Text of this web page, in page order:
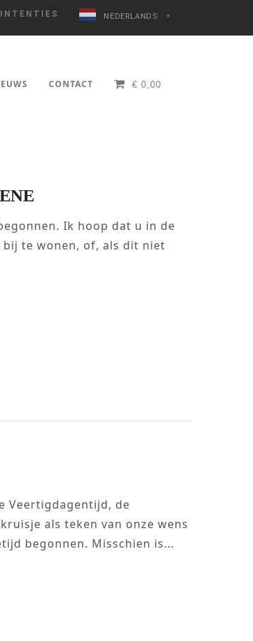
NEDERLANDS ▼
CONTACT € 0,00
Ik hoop dat u in de
bij te wonen, of, als dit niet
Veertigdagentijd, de
als teken van onze wens
begonnen. Misschien is...